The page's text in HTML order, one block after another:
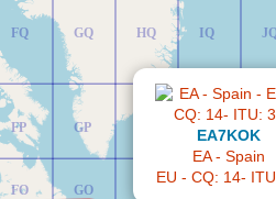
FO
FP
FQ
GO
GP
GQ HQ
IO
IP
IQ
EA7KOK
EA - Spain
EU - CQ: 14-